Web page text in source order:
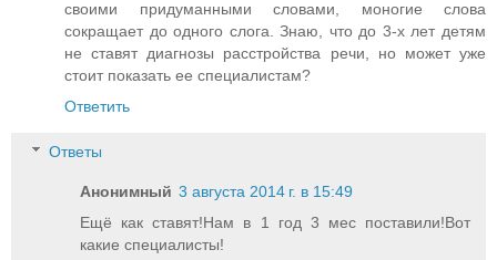
своими придуманными словами, моногие слова
сокращает до одного слога. Знаю, что до 3-х лет детям
не ставят диагнозы расстройства речи, но может уже
стоит показать ее специалистам?
Ответить
Ответы
Анонимный 3 августа 2014 г. в 15:49
Ещё как ставят!Нам в 1 год 3 мес поставили!Вот
какие специалисты!